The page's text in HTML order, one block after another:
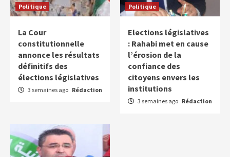
Politique
La Cour
constitutionnelle
annonce les résultats
définitifs des
élections législatives
3 semaines ago Rédaction
Politique
Elections législatives
: Rahabi met en cause
l’érosion de la
confiance des
citoyens envers les
institutions
3 semaines ago Rédaction